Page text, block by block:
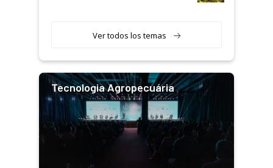
Ver todos los temas
Tecnologia Agropecuária